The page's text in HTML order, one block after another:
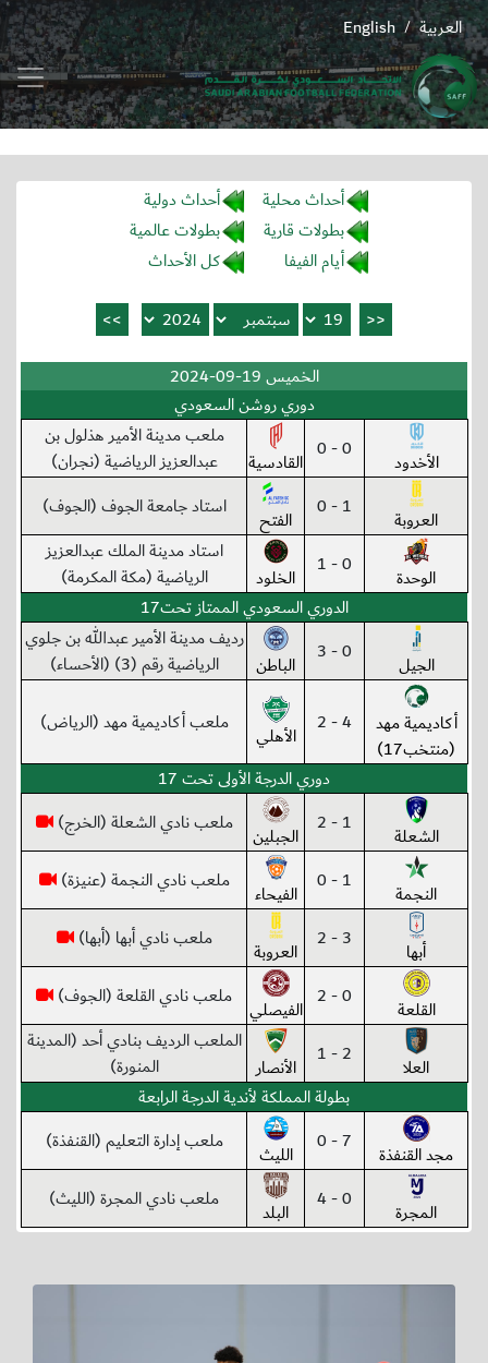
English / العربية
أحداث محلية
أحداث دولية
بطولات قارية
بطولات عالمية
أيام الفيفا
كل الأحداث
الخميس 19-09-2024
دوري روشن السعودي
الأخدود 0 - 0 القادسية
ملعب مدينة الأمير هذلول بن
عبدالعزيز الرياضية (نجران)
العروبة 1 - 0 الفتح استاد جامعة الجوف (الجوف)
الوحدة 0 - 1 الخلود
استاد مدينة الملك عبدالعزيز
الرياضية (مكة المكرمة)
الدوري السعودي الممتاز تحت17
الجيل 0 - 3 الباطن
رديف مدينة الأمير عبدالله بن جلوي
الرياضية رقم (3) (الأحساء)
أكاديمية مهد
(منتخب17)
4 - 2 الأهلي
ملعب أكاديمية مهد (الرياض)
دوري الدرجة الأولى تحت 17
الشعلة 1 - 2 الجبلين ملعب نادي الشعلة (الخرج)
النجمة 1 - 0 الفيحاء ملعب نادي النجمة (عنيزة)
أبها 3 - 2 العروبة ملعب نادي أبها (أبها)
القلعة 0 - 2 الفيصلي ملعب نادي القلعة (الجوف)
العلا 2 - 1 الأنصار
الملعب الرديف بنادي أحد (المدينة
المنورة)
بطولة المملكة لأندية الدرجة الرابعة
مجد القنفذة 7 - 0 الليث ملعب إدارة التعليم (القنفذة)
المجرة 0 - 4 البلد ملعب نادي المجرة (الليث)